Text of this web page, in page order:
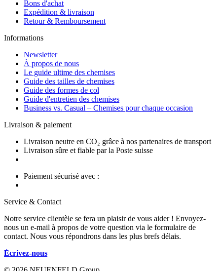
Bons d'achat
Expédition & livraison
Retour & Remboursement
Informations
Newsletter
À propos de nous
Le guide ultime des chemises
Guide des tailles de chemises
Guide des formes de col
Guide d'entretien des chemises
Business vs. Casual – Chemises pour chaque occasion
Livraison & paiement
Livraison neutre en CO₂ grâce à nos partenaires de transport
Livraison sûre et fiable par la Poste suisse
Paiement sécurisé avec :
Service & Contact
Notre service clientèle se fera un plaisir de vous aider ! Envoyez-
nous un e-mail à propos de votre question via le formulaire de
contact. Nous vous répondrons dans les plus brefs délais.
Écrivez-nous